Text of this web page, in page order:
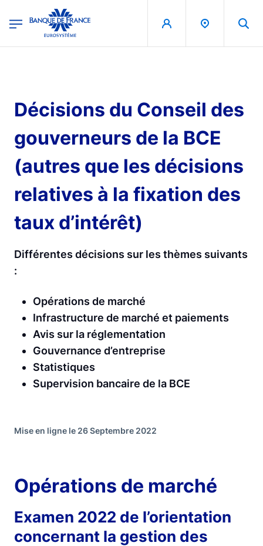
Banque de France - Menu Principal
Décisions du Conseil des
gouverneurs de la BCE
(autres que les décisions
relatives à la fixation des
taux d’intérêt)
Différentes décisions sur les thèmes suivants
:
Opérations de marché
Infrastructure de marché et paiements
Avis sur la réglementation
Gouvernance d’entreprise
Statistiques
Supervision bancaire de la BCE
Mise en ligne le 26 Septembre 2022
Opérations de marché
Examen 2022 de l’orientation
concernant la gestion des